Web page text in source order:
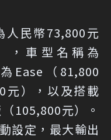
人民幣73,800元
，車型名稱為
Ease（81,800
元），以及搭載
105,800元）。
設定，最大輸出